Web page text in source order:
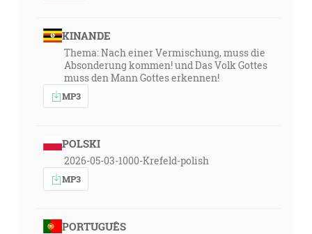
KINANDE
Thema: Nach einer Vermischung, muss die
Absonderung kommen! und Das Volk Gottes
muss den Mann Gottes erkennen!
MP3
POLSKI
2026-05-03-1000-Krefeld-polish
MP3
PORTUGUÊS